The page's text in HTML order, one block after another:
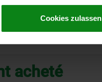
Cookies zulassen
8/10
acheté